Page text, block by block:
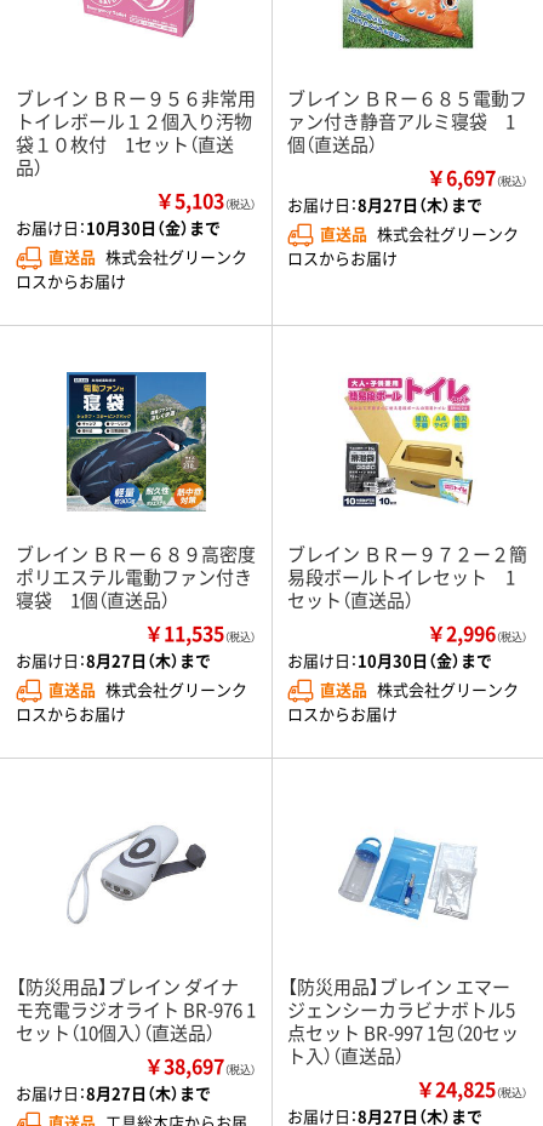
ブレイン ＢＲー９５６非常用
トイレボール１２個入り汚物
袋１０枚付 1セット（直送
品）
￥5,103（税込）
お届け日：10月30日（金）まで
直送品 株式会社グリーンク
ロスからお届け
ブレイン ＢＲー６８５電動フ
ァン付き静音アルミ寝袋 1
個（直送品）
￥6,697（税込）
お届け日：8月27日（木）まで
直送品 株式会社グリーンク
ロスからお届け
ブレイン ＢＲー６８９高密度
ポリエステル電動ファン付き
寝袋 1個（直送品）
￥11,535（税込）
お届け日：8月27日（木）まで
直送品 株式会社グリーンク
ロスからお届け
ブレイン ＢＲー９７２ー２簡
易段ボールトイレセット 1
セット（直送品）
￥2,996（税込）
お届け日：10月30日（金）まで
直送品 株式会社グリーンク
ロスからお届け
【防災用品】ブレイン ダイナ
モ充電ラジオライト BR-976 1
セット（10個入）（直送品）
￥38,697（税込）
お届け日：8月27日（木）まで
【防災用品】ブレイン エマー
ジェンシーカラビナボトル5
点セット BR-997 1包（20セッ
ト入）（直送品）
￥24,825（税込）
お届け日：8月27日（木）まで